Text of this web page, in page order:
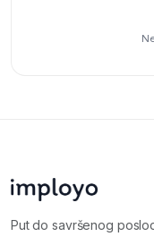
Put do savršenog